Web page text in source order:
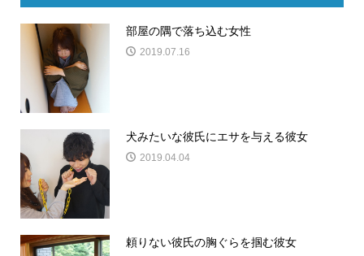
部屋の隅で落ち込む女性
2019.07.16
犬みたいな彼氏にエサを与える彼女
2019.04.04
頼りない彼氏の胸ぐらを掴む彼女